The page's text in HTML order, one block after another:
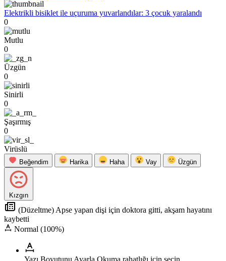
Elektrikli bisiklet ile uçuruma yuvarlandılar: 3 çocuk yaralandı
0
Mutlu
0
Üzgün
0
Sinirli
0
Şaşırmış
0
Virüslü
Beğendim Harika Haha Vay Üzgün
Kızgın
(Düzeltme) Apse yapan dişi için doktora gitti, akşam hayatını
kaybetti
Normal (100%)